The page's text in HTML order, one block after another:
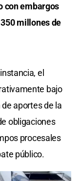
con embargos
millones de
el
bajo
aportes de la
obligaciones
procesales
público.